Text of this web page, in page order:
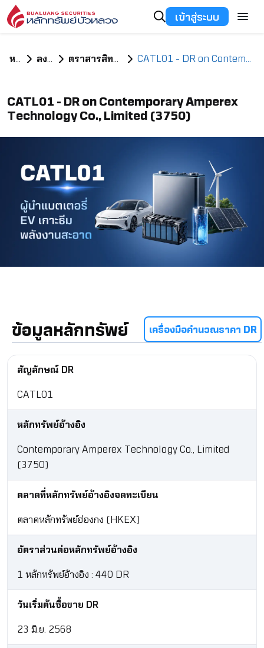
เข้าสู่ระบบ
หน้าแรก ลงทุนอะไรดี ตราสารสิทธิในหลักทรัพย์ต่างประเทศ CATL01 - DR on Contemporary Amperex Technology Co., Limited (3750)
CATL01 - DR on Contemporary Amperex
Technology Co., Limited (3750)
ข้อมูลหลักทรัพย์ เครื่องมือคำนวณราคา DR
สัญลักษณ์ DR
CATL01
หลักทรัพย์อ้างอิง
Contemporary Amperex Technology Co., Limited
(3750)
ตลาดที่หลักทรัพย์อ้างอิงจดทะเบียน
ตลาดหลักทรัพย์ฮ่องกง (HKEX)
อัตราส่วนต่อหลักทรัพย์อ้างอิง
1 หลักทรัพย์อ้างอิง : 440 DR
วันเริ่มต้นซื้อขาย DR
23 มิ.ย. 2568